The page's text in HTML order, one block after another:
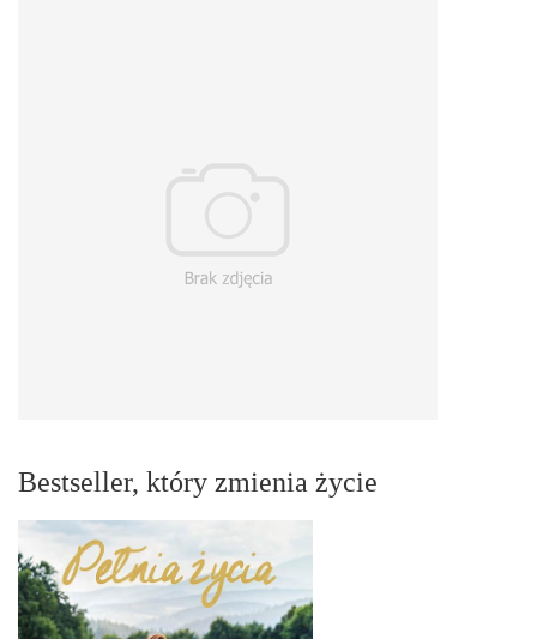
Bestseller, który zmienia życie